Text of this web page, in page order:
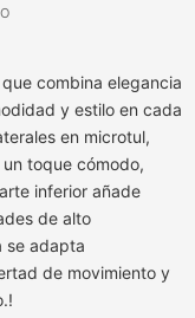
combina elegancia
y estilo en cada
en microtul,
toque cómodo,
inferior añade
de alto
se adapta
de movimiento y